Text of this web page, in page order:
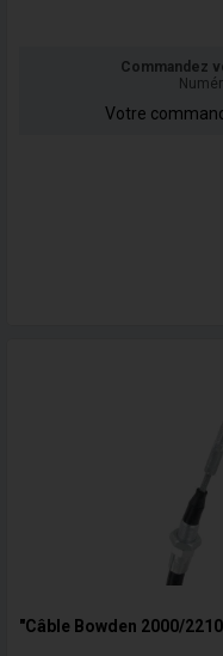
Commandez
Votre
"Câble Bowden 2000/